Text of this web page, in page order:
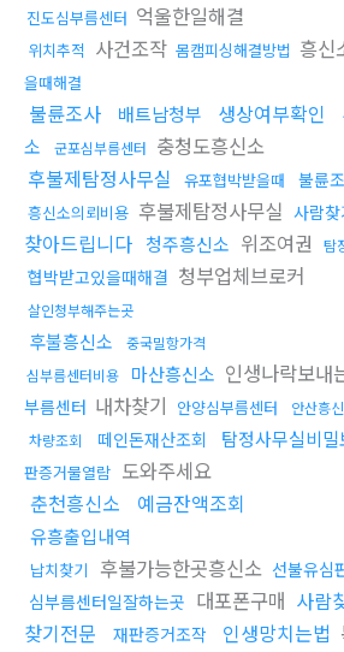
진도심부름센터 억울한일해결
위치추적 사건조작 몸캠피싱해결방법 흥신
을때해결
불륜조사 배트남청부 생상여부확인
소
군포심부름센터 충청도흥신소
후불제탐정사무실
유포협박받을때 불륜
흥신소의뢰비용 후불제탐정사무실 사람
찾아드립니다 청주흥신소 위조여권 탐
협박받고있을때해결 청부업체브로커
살인청부해주는곳
후불흥신소
중국밀항가격
심부름센터비용
마산흥신소 인생나락보내
부름센터 내차찾기 안양심부름센터 안산흥
차량조회 떼인돈재산조회 탐정사무실비
판증거물열람 도와주세요
춘천흥신소
예금잔액조회
유흥출입내역
납치찾기 후불가능한곳흥신소 선불유심
심부름센터일잘하는곳 대포폰구매 사람
찾기전문
재판증거조작 인생망치는법